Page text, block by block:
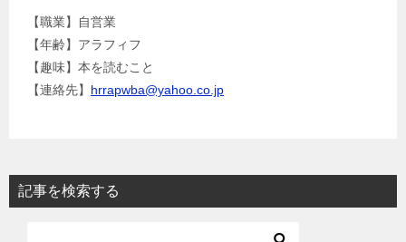
【職業】自営業
【年齢】アラフィフ
【趣味】本を読むこと
【連絡先】 hrrapwba@yahoo.co.jp
記事を検索する